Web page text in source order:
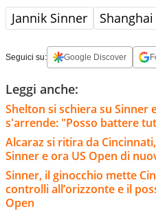
Jannik Sinner Shanghai
Seguici su: Google Discover
Leggi anche:
Shelton si schiera su Sinner
s'arrende: "Posso battere
Alcaraz si ritira da
Sinner e ora US Open di
Sinner, il ginocchio mette
controlli all’orizzonte e il
Open